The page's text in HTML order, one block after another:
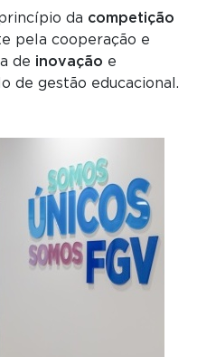
da competição
pela cooperação e
de inovação e
de gestão educacional.